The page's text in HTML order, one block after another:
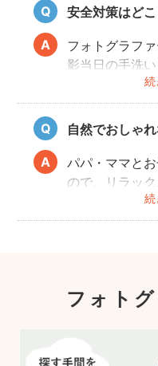
扱いに慣れて
ンが全国に多数
またどのカメ
ません。分か
安全対策はど
続
フォトグラフ
影当日の手洗
策や、熱中症
また、撮影中
ら、周囲や足
呼び掛けなが
い。
自然でおしゃ
続
パパ・ママと
ので、リラッ
を撮影できま
こども・家族
フォト